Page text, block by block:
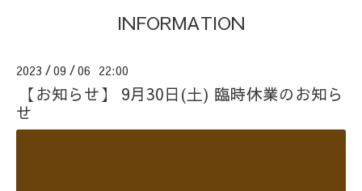
INFORMATION
2023 /09 /06 22:00
【お知らせ】 9月30日(土) 臨時休業のお知ら
せ